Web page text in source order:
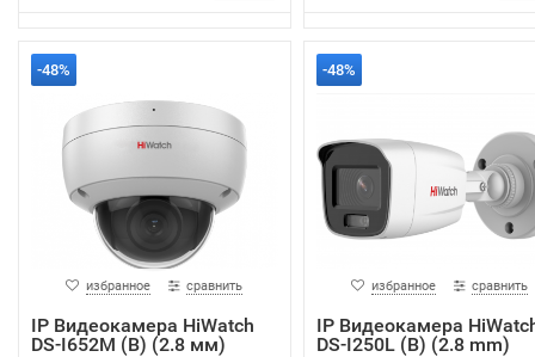
-48%
избранное сравнить
IP Видеокамера HiWatch
DS-I652M (B) (2.8 мм)
-48%
избранное сравнить
IP Видеокамера
DS-I250L (B) (2.8 mm)